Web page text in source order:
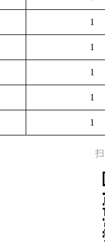
1
1
1
1
1